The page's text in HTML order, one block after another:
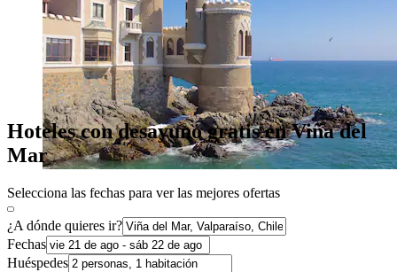
Hoteles con desayuno gratis en Viña del
Mar
Selecciona las fechas para ver las mejores ofertas
¿A dónde quieres ir?
Fechas
Huéspedes